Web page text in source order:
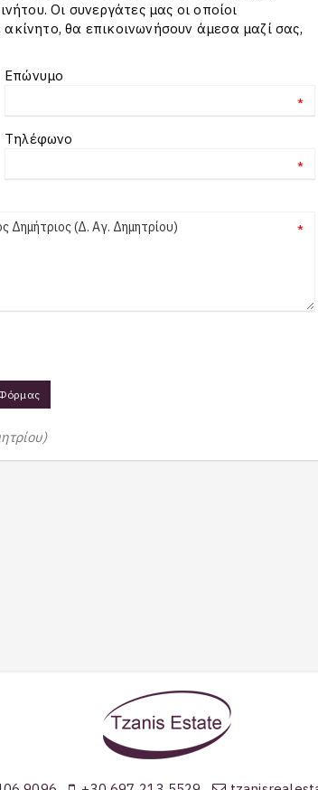
Οι συνεργάτες μας οι οποίοι
θα επικοινωνήσουν άμεσα μαζί σας,
Επώνυμο
*
Τηλέφωνο
*
*